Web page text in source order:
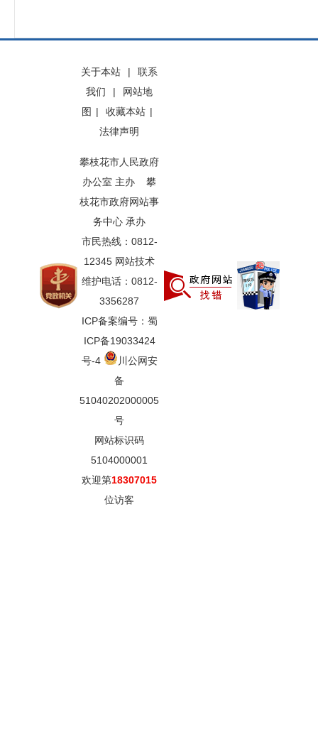
关于本站 |
联系
我们
|
网站地
图 | 收藏本站 |
法律声明
攀枝花市人民政府
办公室 主办 攀
枝花市政府网站事
务中心 承办
市民热线：0812-
12345 网站技术
维护电话：0812-
3356287
ICP备案编号：蜀
ICP备19033424
号-4
川公网安
备
51040202000005
号
网站标识码
5104000001
欢迎第18307015
位访客